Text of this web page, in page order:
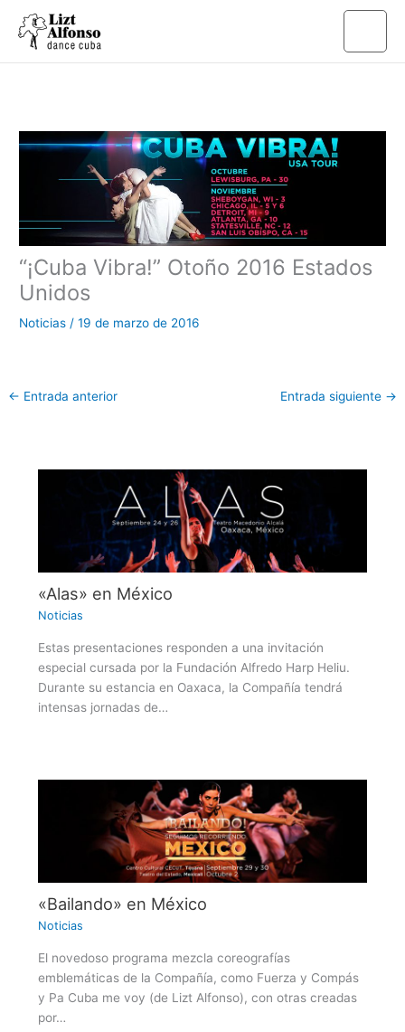
contenido
“¡Cuba Vibra!” Otoño 2016 Estados
Unidos
Noticias /19 de marzo de 2016
← Entrada anterior Entrada siguiente →
«Alas» en México
Noticias
Estas presentaciones responden a una invitación
especial cursada por la Fundación Alfredo Harp Heliu.
Durante su estancia en Oaxaca, la Compañía tendrá
intensas jornadas de…
«Bailando» en México
Noticias
El novedoso programa mezcla coreografías
emblemáticas de la Compañía, como Fuerza y Compás
y Pa Cuba me voy (de Lizt Alfonso), con otras creadas
por…